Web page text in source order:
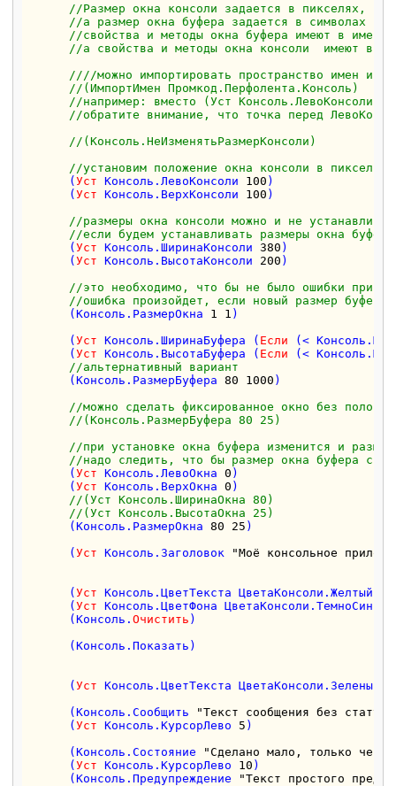
//Размер окна консоли задается в пикселях,
//а размер окна буфера задается в символах
//свойства и методы окна буфера имеют в имени
//а свойства и методы окна консоли  имеют в
////можно импортировать пространство имен и
//(ИмпортИмен Промкод.Перфолента.Консоль)
//например: вместо (Уст Консоль.ЛевоКонсоли
//обратите внимание, что точка перед
//(Консоль.НеИзменятьРазмерКонсоли)
//установим положение окна консоли в пикселях
      (
Уст Консоль.ЛевоКонсоли 100 )
      (
Уст Консоль.ВерхКонсоли 100 )
//размеры окна консоли можно и не
//если будем устанавливать размеры окна буфера
      (
Уст Консоль.ШиринаКонсоли 380 )
      (
Уст Консоль.ВысотаКонсоли 200 )
//это необходимо, что бы не было ошибки при
//ошибка произойдет, если новый размер
      (Консоль.РазмерОкна
1 1 )
      (
Уст Консоль.ШиринаБуфера ( Если (<
      (
Уст Консоль.ВысотаБуфера ( Если (<
//альтернативный вариант
      (Консоль.РазмерБуфера
80 1000 )
//можно сделать фиксированное окно без полос
//(Консоль.РазмерБуфера 80 25)
//при установке окна буфера изменится и
//надо следить, что бы размер окна буфера с
      (
Уст Консоль.ЛевоОкна 0 )
      (
Уст Консоль.ВерхОкна 0 )
//(Уст Консоль.ШиринаОкна 80)
//(Уст Консоль.ВысотаОкна 25)
      (Консоль.РазмерОкна
80 25 )
      (
Уст Консоль.Заголовок "Моё консольное
      (
Уст Консоль.ЦветТекста ЦветаКонсоли.Желтый)
      (
Уст Консоль.ЦветФона
      (Консоль.
Очистить )
      (Консоль.Показать)
      (
Уст Консоль.ЦветТекста ЦветаКонсоли.Зеленый)
      (Консоль.Сообщить
"Текст сообщения без
      (
Уст Консоль.КурсорЛево 5 )
      (Консоль.Состояние
"Сделано мало, только
      (
Уст Консоль.КурсорЛево 10 )
      (Консоль.Предупреждение
"Текст простого